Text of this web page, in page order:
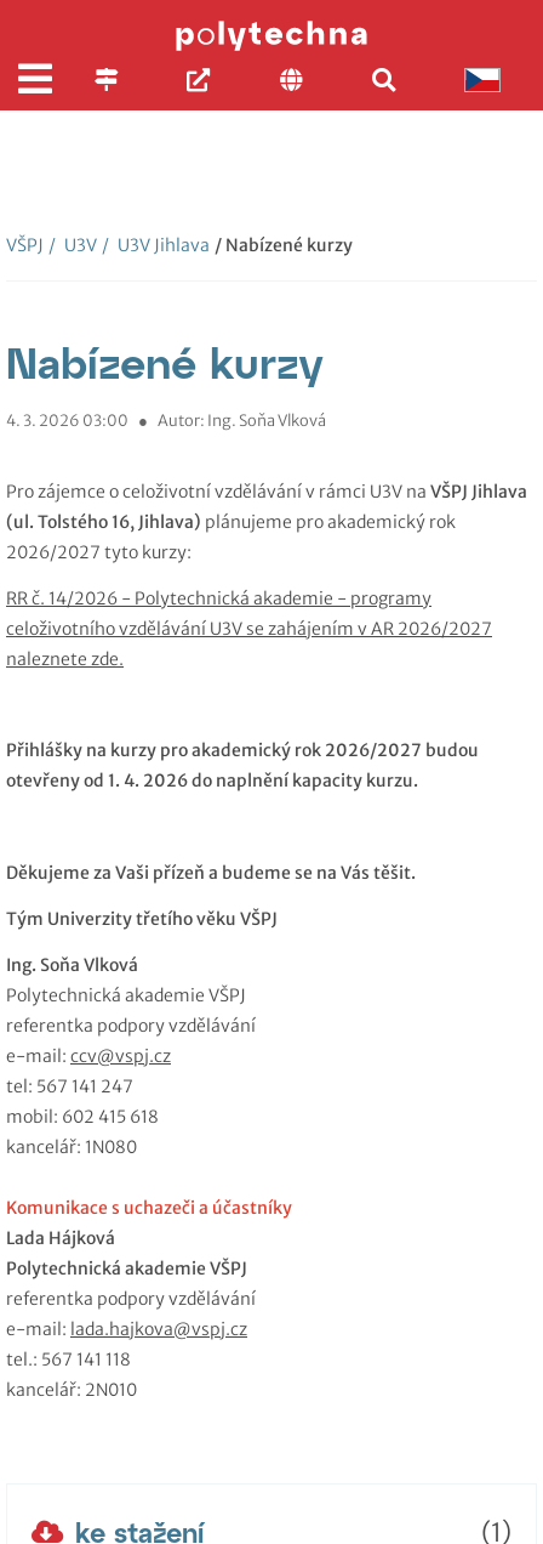
VŠPJ / U3V / U3V Jihlava / Nabízené kurzy
Nabízené kurzy
4. 3. 2026 03:00 ● Autor: Ing. Soňa Vlková
Pro zájemce o celoživotní vzdělávání v rámci U3V na VŠPJ Jihlava
(ul. Tolstého 16, Jihlava) plánujeme pro akademický rok
2026/2027 tyto kurzy:
RR č. 14/2026 - Polytechnická akademie - programy
celoživotního vzdělávání U3V se zahájením v AR 2026/2027
naleznete zde.
Přihlášky na kurzy pro akademický rok 2026/2027 budou
otevřeny od 1. 4. 2026 do naplnění kapacity kurzu.
Děkujeme za Vaši přízeň a budeme se na Vás těšit.
Tým Univerzity třetího věku VŠPJ
Ing. Soňa Vlková
Polytechnická akademie VŠPJ
referentka podpory vzdělávání
e-mail: ccv@vspj.cz
tel: 567 141 247
mobil: 602 415 618
kancelář: 1N080
Komunikace s uchazeči a účastníky
Lada Hájková
Polytechnická akademie VŠPJ
referentka podpory vzdělávání
e-mail: lada.hajkova@vspj.cz
tel.: 567 141 118
kancelář: 2N010
ke stažení (1)